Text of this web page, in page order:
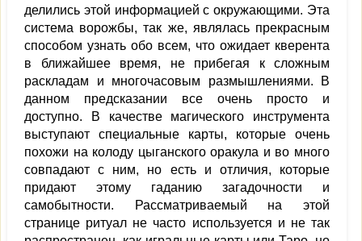
делились этой информацией с окружающими. Эта
система ворожбы, так же, являлась прекрасным
способом узнать обо всем, что ожидает кверента
в ближайшее время, не прибегая к сложным
раскладам и многочасовым размышлениями. В
данном предсказании все очень просто и
доступно. В качестве магического инструмента
выступают специальные карты, которые очень
похожи на колоду цыганского оракула и во много
совпадают с ним, но есть и отличия, которые
придают этому гаданию загадочности и
самобытности. Рассматриваемый на этой
странице ритуал не часто используется и не так